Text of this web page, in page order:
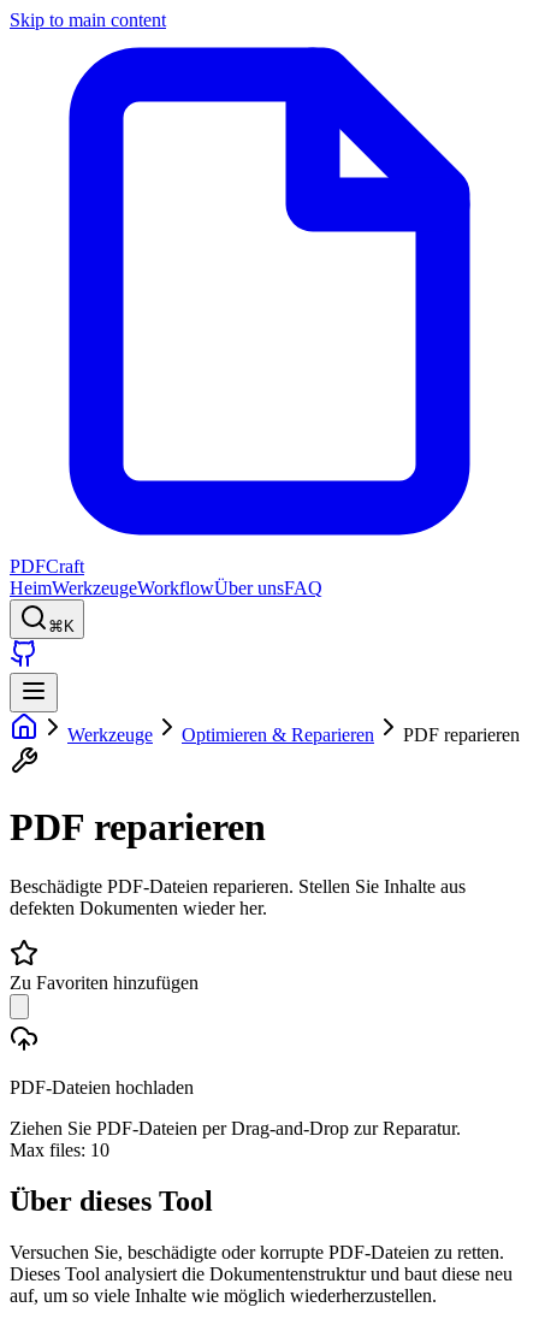
Skip to main content
PDFCraft
HeimWerkzeugeWorkflowÜber unsFAQ
⌘K
Werkzeuge Optimieren & Reparieren PDF reparieren
PDF reparieren
Beschädigte PDF-Dateien reparieren. Stellen Sie Inhalte aus
defekten Dokumenten wieder her.
Zu Favoriten hinzufügen
PDF-Dateien hochladen
Ziehen Sie PDF-Dateien per Drag-and-Drop zur Reparatur.
Max files: 10
Über dieses Tool
Versuchen Sie, beschädigte oder korrupte PDF-Dateien zu retten.
Dieses Tool analysiert die Dokumentenstruktur und baut diese neu
auf, um so viele Inhalte wie möglich wiederherzustellen.